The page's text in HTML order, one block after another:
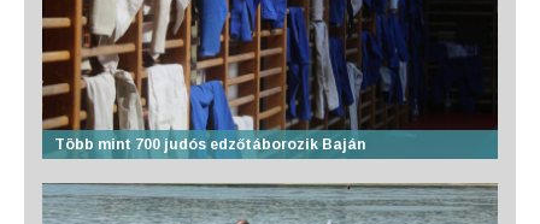
Több mint 700 judós edzőtáborozik Baján